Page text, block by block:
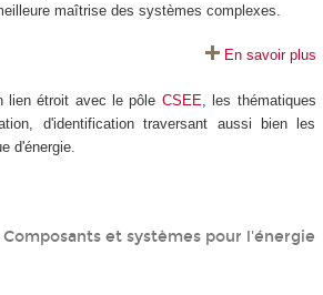
maîtrise des systèmes complexes.
En savoir plus
lien étroit avec le pôle CSEE , les thématiques
d'identification traversant aussi bien les
d'énergie.
Composants et systèmes pour l'énergie